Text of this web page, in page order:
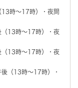
時～17時）・夜間
（13時～17時）・夜
（13時～17時）・夜
（13時～17時）・